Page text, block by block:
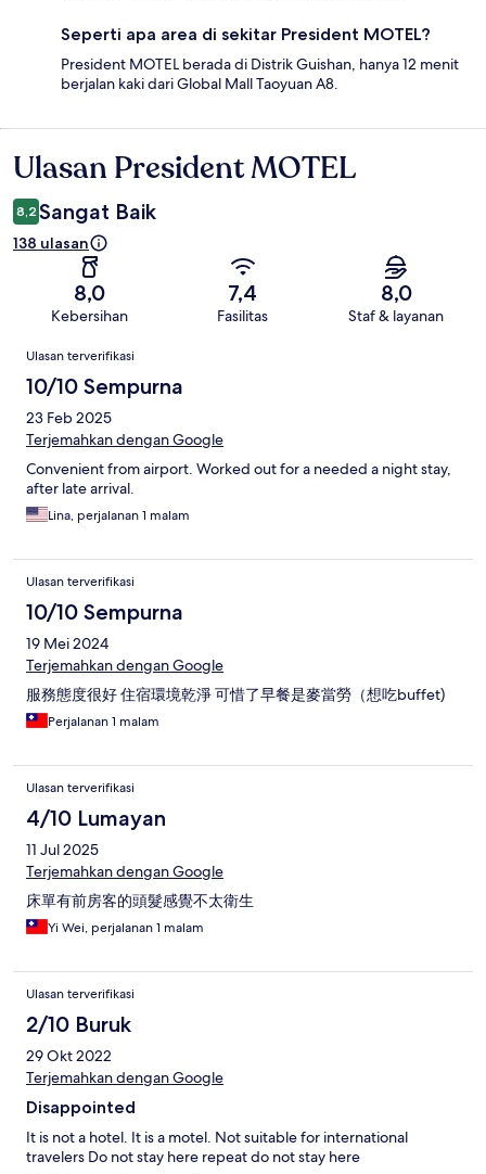
Seperti apa area di sekitar President MOTEL?
President MOTEL berada di Distrik Guishan, hanya 12 menit
berjalan kaki dari Global Mall Taoyuan A8.
Ulasan
Ulasan President MOTEL
8,2 Sangat Baik
138 ulasan
8,0
Kebersihan
7,4
Fasilitas
8,0
Staf & layanan
Ulasan
Ulasan terverifikasi
10/10 Sempurna
23 Feb 2025
Terjemahkan dengan Google
Convenient from airport. Worked out for a needed a night stay,
after late arrival.
Lina, perjalanan 1 malam
Ulasan terverifikasi
10/10 Sempurna
19 Mei 2024
Terjemahkan dengan Google
服務態度很好 住宿環境乾淨 可惜了早餐是麥當勞（想吃buffet)
Perjalanan 1 malam
Ulasan terverifikasi
4/10 Lumayan
11 Jul 2025
Terjemahkan dengan Google
床單有前房客的頭髮感覺不太衛生
Yi Wei, perjalanan 1 malam
Ulasan terverifikasi
2/10 Buruk
29 Okt 2022
Terjemahkan dengan Google
Disappointed
It is not a hotel. It is a motel. Not suitable for international
travelers Do not stay here repeat do not stay here